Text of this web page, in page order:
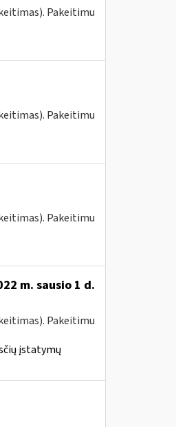
Pakeitimu
Pakeitimu
Pakeitimu
m. sausio 1 d.
Pakeitimu
įstatymų